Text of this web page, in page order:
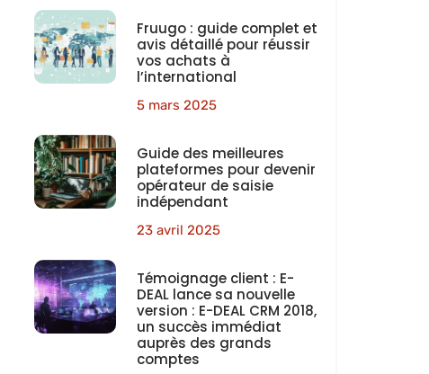
Fruugo : guide complet et
avis détaillé pour réussir
vos achats à
l’international
5 mars 2025
Guide des meilleures
plateformes pour devenir
opérateur de saisie
indépendant
23 avril 2025
Témoignage client : E-
DEAL lance sa nouvelle
version : E-DEAL CRM 2018,
un succès immédiat
auprès des grands
comptes